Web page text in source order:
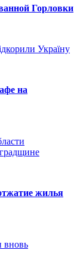
Горловки
Україну
на
жилья
вновь